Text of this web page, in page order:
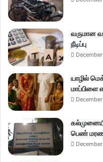
வருமான
நீடிப்பு
யாழில்
மாப்பிளை
பெண்